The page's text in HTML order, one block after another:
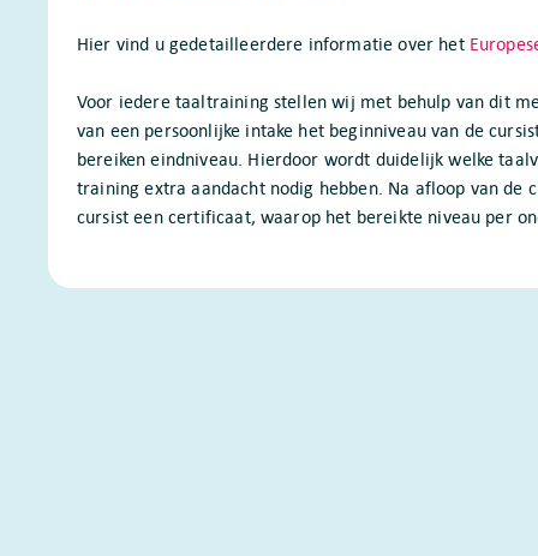
Hier vind u gedetailleerdere informatie over het
Voor iedere taaltraining stellen wij met behulp van dit
van een persoonlijke intake het beginniveau van de
bereiken eindniveau. Hierdoor wordt duidelijk welke
training extra aandacht nodig hebben. Na afloop van de
cursist een certificaat, waarop het bereikte niveau per